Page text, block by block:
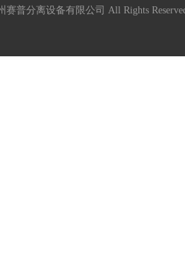
赛普分离设备有限公司 All Rights